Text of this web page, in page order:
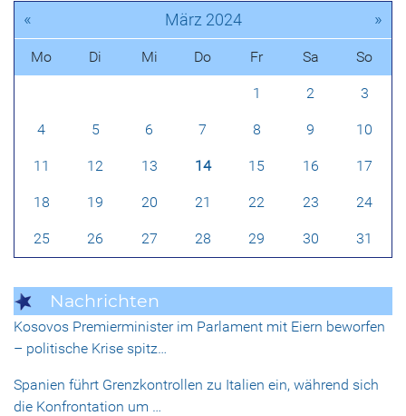
« März 2024 »
Mo Di Mi Do Fr Sa So
1 2 3
4 5 6 7 8 9 10
11 12 13 14 15 16 17
18 19 20 21 22 23 24
25 26 27 28 29 30 31
Nachrichten
Kosovos Premierminister im Parlament mit Eiern beworfen
– politische Krise spitz…
Spanien führt Grenzkontrollen zu Italien ein, während sich
die Konfrontation um …